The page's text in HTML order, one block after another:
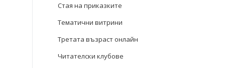
Стая на приказките
Тематични витрини
Третата възраст онлайн
Читателски клубове